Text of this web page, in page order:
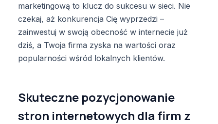
marketingową to klucz do sukcesu w sieci. Nie
czekaj, aż konkurencja Cię wyprzedzi –
zainwestuj w swoją obecność w internecie już
dziś, a Twoja firma zyska na wartości oraz
popularności wśród lokalnych klientów.
Skuteczne pozycjonowanie
stron internetowych dla firm z